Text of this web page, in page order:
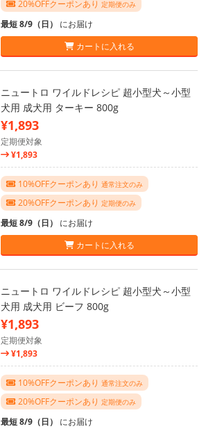
20%OFFクーポンあり 定期便のみ
最短 8/9（日） にお届け
カートに入れる
ニュートロ ワイルドレシピ 超小型犬～小型
犬用 成犬用 ターキー 800g
¥1,893
定期便対象
¥1,893
10%OFFクーポンあり 通常注文のみ
20%OFFクーポンあり 定期便のみ
最短 8/9（日） にお届け
カートに入れる
ニュートロ ワイルドレシピ 超小型犬～小型
犬用 成犬用 ビーフ 800g
¥1,893
定期便対象
¥1,893
10%OFFクーポンあり 通常注文のみ
20%OFFクーポンあり 定期便のみ
最短 8/9（日） にお届け